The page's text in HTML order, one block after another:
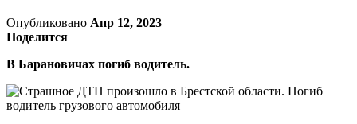
Опубликовано Апр 12, 2023
Поделится
В Барановичах погиб водитель.